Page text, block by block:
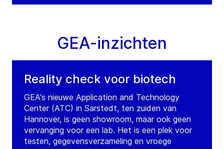
GEA-inzichten
Reality check voor biotech
GEA's nieuwe Application and Technology
Center (ATC) in Sarstedt, ten zuiden van
Hannover, is geen showroom, maar ook geen
vervanging voor een lab. Het is een plek voor
testen, gegevensverzameling en vroege